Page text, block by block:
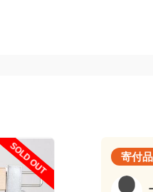
SOLD OUT 寄付品